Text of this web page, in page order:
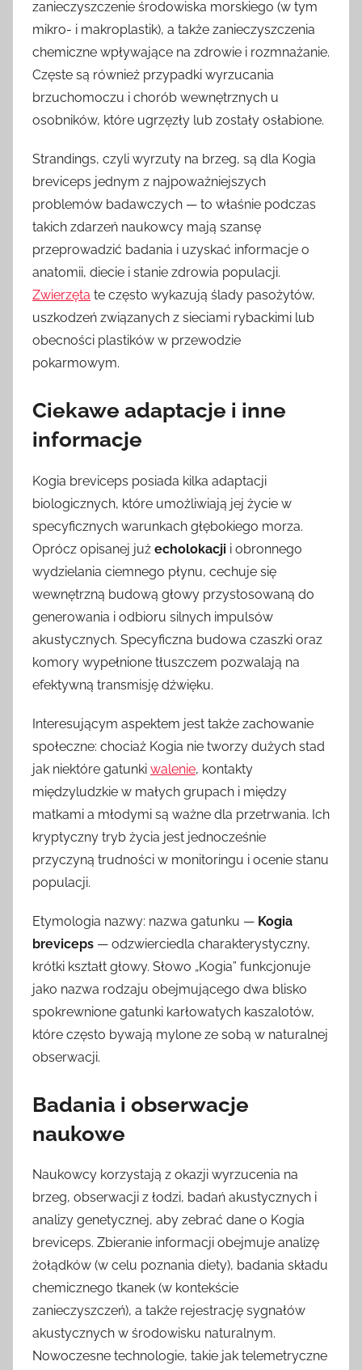
zanieczyszczenie środowiska morskiego (w tym
mikro- i makroplastik), a także zanieczyszczenia
chemiczne wpływające na zdrowie i rozmnażanie.
Częste są również przypadki wyrzucania
brzuchomoczu i chorób wewnętrznych u
osobników, które ugrzęzły lub zostały osłabione.
Strandings, czyli wyrzuty na brzeg, są dla Kogia
breviceps jednym z najpoważniejszych
problemów badawczych — to właśnie podczas
takich zdarzeń naukowcy mają szansę
przeprowadzić badania i uzyskać informacje o
anatomii, diecie i stanie zdrowia populacji.
Zwierzęta te często wykazują ślady pasożytów,
uszkodzeń związanych z sieciami rybackimi lub
obecności plastików w przewodzie
pokarmowym.
Ciekawe adaptacje i inne
informacje
Kogia breviceps posiada kilka adaptacji
biologicznych, które umożliwiają jej życie w
specyficznych warunkach głębokiego morza.
Oprócz opisanej już echolokacji i obronnego
wydzielania ciemnego płynu, cechuje się
wewnętrzną budową głowy przystosowaną do
generowania i odbioru silnych impulsów
akustycznych. Specyficzna budowa czaszki oraz
komory wypełnione tłuszczem pozwalają na
efektywną transmisję dźwięku.
Interesującym aspektem jest także zachowanie
społeczne: chociaż Kogia nie tworzy dużych stad
jak niektóre gatunki walenie, kontakty
międzyludzkie w małych grupach i między
matkami a młodymi są ważne dla przetrwania. Ich
kryptyczny tryb życia jest jednocześnie
przyczyną trudności w monitoringu i ocenie stanu
populacji.
Etymologia nazwy: nazwa gatunku — Kogia
breviceps — odzwierciedla charakterystyczny,
krótki kształt głowy. Słowo „Kogia” funkcjonuje
jako nazwa rodzaju obejmującego dwa blisko
spokrewnione gatunki karłowatych kaszalotów,
które często bywają mylone ze sobą w naturalnej
obserwacji.
Badania i obserwacje
naukowe
Naukowcy korzystają z okazji wyrzucenia na
brzeg, obserwacji z łodzi, badań akustycznych i
analizy genetycznej, aby zebrać dane o Kogia
breviceps. Zbieranie informacji obejmuje analizę
żołądków (w celu poznania diety), badania składu
chemicznego tkanek (w kontekście
zanieczyszczeń), a także rejestrację sygnałów
akustycznych w środowisku naturalnym.
Nowoczesne technologie, takie jak telemetryczne